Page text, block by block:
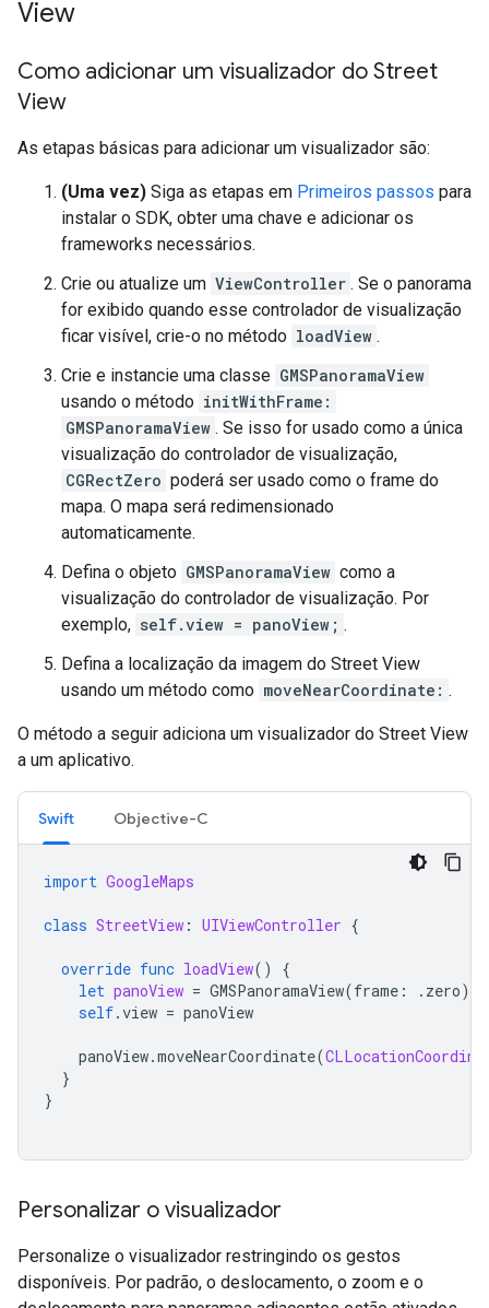
View
Como adicionar um visualizador do Street
View
As etapas básicas para adicionar um visualizador são:
(Uma vez) Siga as etapas em Primeiros passos para
instalar o SDK, obter uma chave e adicionar os
frameworks necessários.
Crie ou atualize um ViewController . Se o panorama
for exibido quando esse controlador de visualização
ficar visível, crie-o no método loadView .
Crie e instancie uma classe GMSPanoramaView
usando o método initWithFrame:
GMSPanoramaView . Se isso for usado como a única
visualização do controlador de visualização,
CGRectZero poderá ser usado como o frame do
mapa. O mapa será redimensionado
automaticamente.
Defina o objeto GMSPanoramaView como a
visualização do controlador de visualização. Por
exemplo, self.view = panoView; .
Defina a localização da imagem do Street View
usando um método como moveNearCoordinate: .
O método a seguir adiciona um visualizador do Street View
a um aplicativo.
Swift Objective-C
import GoogleMaps
class StreetView : UIViewController {
override func loadView()
{
let panoView = GMSPanoramaView(frame : . zero)
self.view = panoView
panoView.moveNearCoordinate(
}
}
Personalizar o visualizador
Personalize o visualizador restringindo os gestos
disponíveis. Por padrão, o deslocamento, o zoom e o